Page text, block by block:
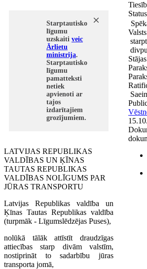
Starptautisko
līgumu
uzskaiti veic
Ārlietu
ministrija.
Starptautisko
līgumu
pamatteksti
netiek
apvienoti ar
tajos
izdarītajiem
grozījumiem.
LATVIJAS REPUBLIKAS
VALDĪBAS UN ĶĪNAS
TAUTAS REPUBLIKAS
VALDĪBAS NOLĪGUMS PAR
JŪRAS TRANSPORTU
Latvijas Republikas valdība un
Ķīnas Tautas Republikas valdība
(turpmāk - Līgumslēdzējas Puses),
nolūkā tālāk attīstīt draudzīgas
attiecības starp divām valstīm,
nostiprināt to sadarbību jūras
transporta jomā,